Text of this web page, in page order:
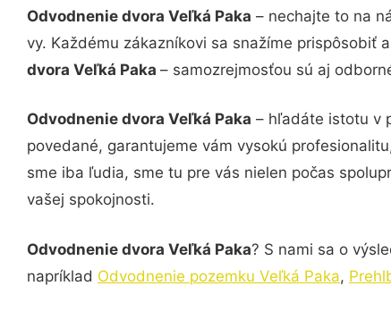
Odvodnenie dvora Veľká Paka – nechajte to na
vy. Každému zákazníkovi sa snažíme prispôsobiť
dvora Veľká Paka – samozrejmosťou sú aj
Odvodnenie dvora Veľká Paka – hľadáte istotu v
povedané, garantujeme vám vysokú
sme iba ľudia, sme tu pre vás nielen počas
vašej spokojnosti.
Odvodnenie dvora Veľká Paka? S nami sa o
napríklad Odvodnenie pozemku Veľká Paka,